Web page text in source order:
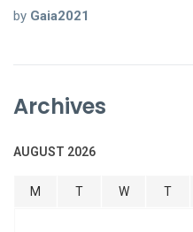
by Gaia2021
Archives
AUGUST 2026
M T W T